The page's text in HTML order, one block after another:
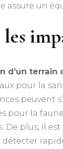
assure un
d’un
pour la
peuvent
pour la
De plus, il